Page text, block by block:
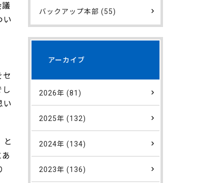
い
い
と
バックアップ本部 (55)
アーカイブ
2026年 (81)
2025年 (132)
2024年 (134)
2023年 (136)